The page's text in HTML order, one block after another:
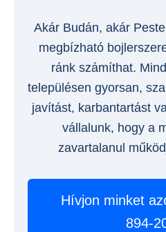
Akár Budán, akár
megbízható
ránk számíthat.
településen gyorsan,
javítást, karbantartást
vállalunk, hogy a
zavartalanul
Hívjon minket
894-